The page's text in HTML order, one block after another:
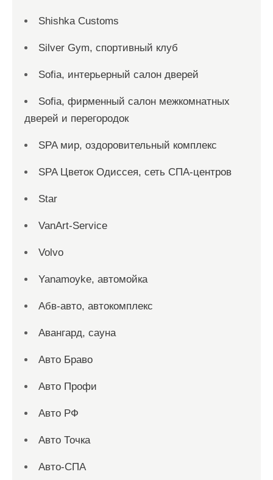
Shishka Customs
Silver Gym, спортивный клуб
Sofia, интерьерный салон дверей
Sofia, фирменный салон межкомнатных
дверей и перегородок
SPA мир, оздоровительный комплекс
SPA Цветок Одиссея, сеть СПА-центров
Star
VanArt-Service
Volvo
Yanamoyke, автомойка
Абв-авто, автокомплекс
Авангард, сауна
Авто Браво
Авто Профи
Авто РФ
Авто Точка
Авто-СПА